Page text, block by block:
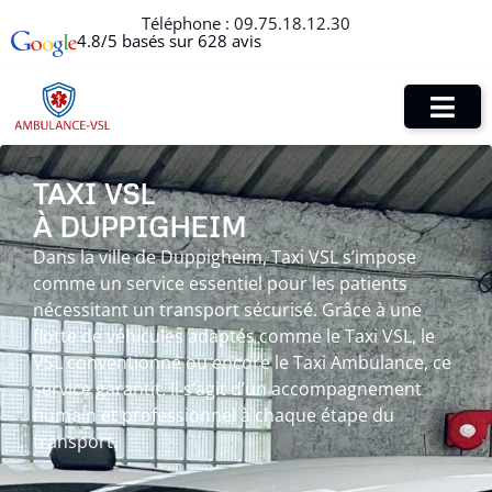
Téléphone : 09.75.18.12.30
4.8/5 basés sur 628 avis
TAXI VSL
À DUPPIGHEIM
Dans la ville de Duppigheim, Taxi VSL s’impose
comme un service essentiel pour les patients
nécessitant un transport sécurisé. Grâce à une
flotte de véhicules adaptés comme le Taxi VSL, le
VSL conventionné ou encore le Taxi Ambulance, ce
service garantit. Il s’agit d’un accompagnement
humain et professionnel à chaque étape du
transport.